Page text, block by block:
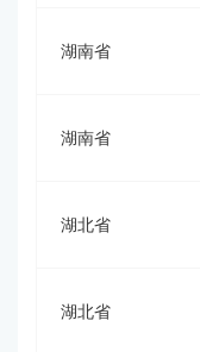
湖南省
湖南省
湖北省
湖北省